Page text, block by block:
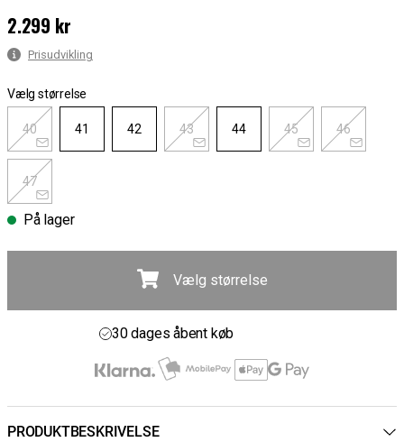
Pris:2.299 kr
2.299 kr
Prisudvikling
Vælg størrelse
40 41 42 43 44 45 46
47
På lager
Vælg størrelse
Gratis fragt ved køb over 700 kr
30 dages åbent køb
Gratis fragt ved køb over 700 kr
PRODUKTBESKRIVELSE